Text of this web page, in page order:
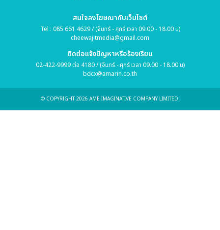
สนใจลงโฆษณากับเว็บไซต์
Tel : 085 661 4629 / (จันทร์ - ศุกร์ เวลา 09.00 - 18.00 น)
cheewajitmedia@gmail.com
ติดต่อแจ้งปัญหาหรือร้องเรียน
02-422-9999 ต่อ 4180 / (จันทร์ - ศุกร์ เวลา 09.00 - 18.00 น)
bdcx@amarin.co.th
© COPYRIGHT 2026 AME IMAGINATIVE COMPANY LIMITED.